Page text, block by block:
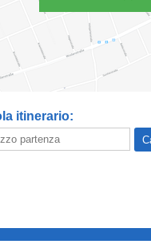
itinerario: